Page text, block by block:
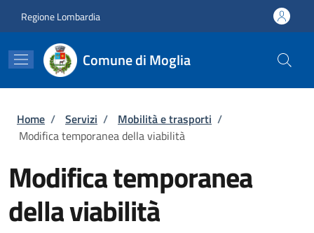
Regione Lombardia
Comune di Moglia
Briciole di pane
Home / Servizi / Mobilità e trasporti /
Modifica temporanea della viabilità
Modifica temporanea
della viabilità